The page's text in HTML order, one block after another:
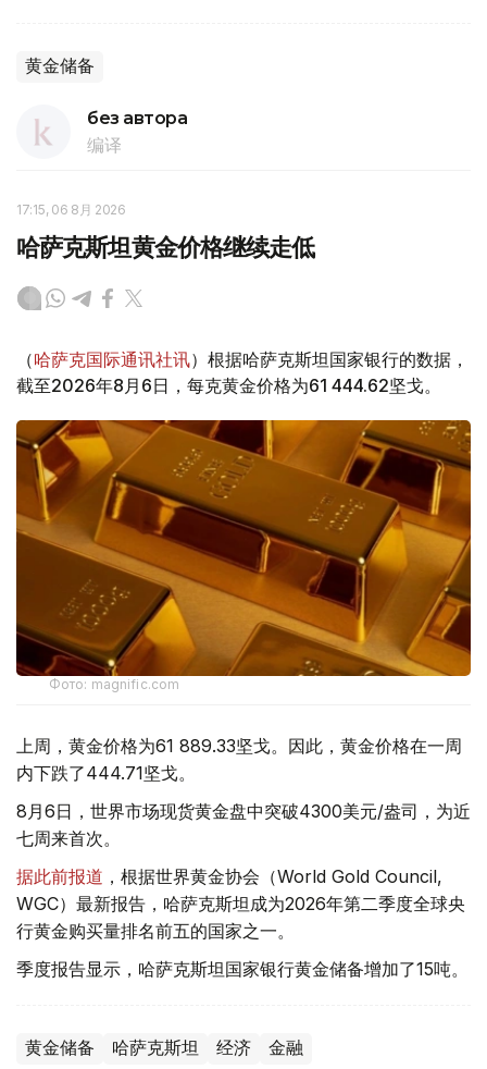
黄金储备
без автора
编译
17:15, 06 8月 2026
哈萨克斯坦黄金价格继续走低
（哈萨克国际通讯社讯）根据哈萨克斯坦国家银行的数据，
截至2026年8月6日，每克黄金价格为61 444.62坚戈。
Фото: magnific.com
上周，黄金价格为61 889.33坚戈。因此，黄金价格在一周
内下跌了444.71坚戈。
8月6日，世界市场现货黄金盘中突破4300美元/盎司，为近
七周来首次。
据此前报道 ，根据世界黄金协会（World Gold Council,
WGC）最新报告，哈萨克斯坦成为2026年第二季度全球央
行黄金购买量排名前五的国家之一。
季度报告显示，哈萨克斯坦国家银行黄金储备增加了15吨。
黄金储备 哈萨克斯坦 经济 金融